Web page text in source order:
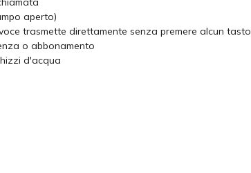
aperto)
trasmette direttamente senza premere alcun tasto
o abbonamento
d'acqua